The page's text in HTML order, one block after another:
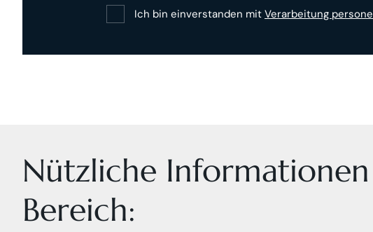
Ich bin einverstanden mit Verarbeitung
Nützliche
Bereich: